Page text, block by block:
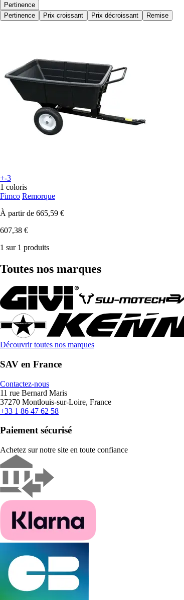
Pertinence
Pertinence
Prix croissant Prix décroissant Remise
+-3
1 coloris
Fimco Remorque
À partir de 665,59 €
607,38 €
1 sur 1 produits
Toutes nos marques
Découvrir toutes nos marques
SAV en France
Contactez-nous
11 rue Bernard Maris
37270 Montlouis-sur-Loire, France
+33 1 86 47 62 58
Paiement sécurisé
Achetez sur notre site en toute confiance